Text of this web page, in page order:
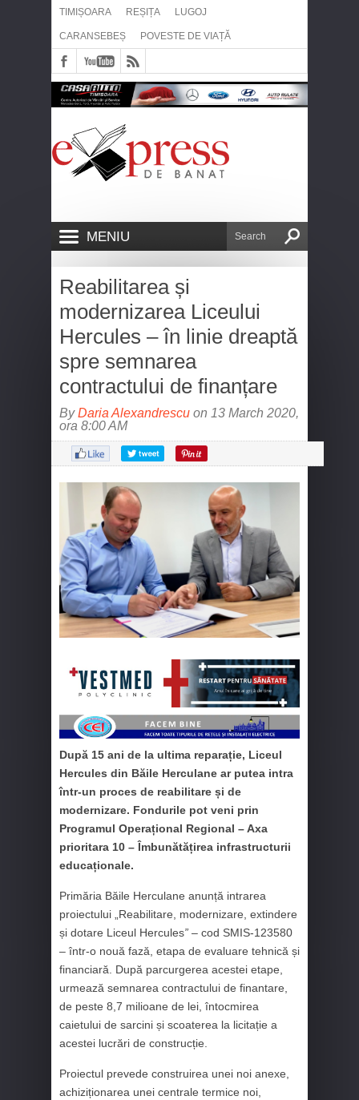
TIMIȘOARA REȘIȚA LUGOJ
CARANSEBEȘ POVESTE DE VIAȚĂ
MENIU
Reabilitarea și
modernizarea Liceului
Hercules – în linie dreaptă
spre semnarea
contractului de finanțare
ByDaria Alexandrescu on 13 March 2020,
ora 8:00 AM
După 15 ani de la ultima reparație, Liceul
Hercules din Băile Herculane ar putea intra
într-un proces de reabilitare și de
modernizare. Fondurile pot veni prin
Programul Operațional Regional – Axa
prioritara 10 – Îmbunătățirea infrastructurii
educaționale.
Primăria Băile Herculane anunță intrarea
proiectului „Reabilitare, modernizare, extindere
și dotare Liceul Hercules” – cod SMIS-123580
– într-o nouă fază, etapa de evaluare tehnică și
financiară. După parcurgerea acestei etape,
urmează semnarea contractului de finantare,
de peste 8,7 milioane de lei, întocmirea
caietului de sarcini și scoaterea la licitație a
acestei lucrări de construcție.
Proiectul prevede construirea unei noi anexe,
achiziționarea unei centrale termice noi,